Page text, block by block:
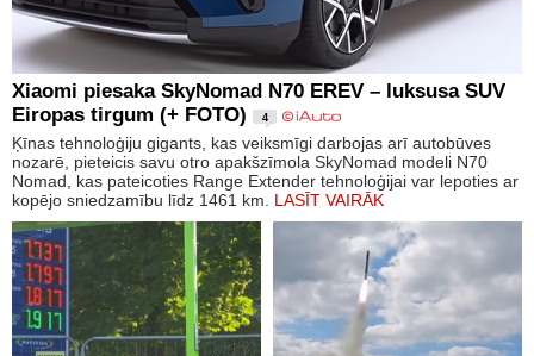
Xiaomi piesaka SkyNomad N70 EREV – luksusa SUV
Eiropas tirgum (+ FOTO)
4
Ķīnas tehnoloģiju gigants, kas veiksmīgi darbojas arī autobūves
nozarē, pieteicis savu otro apakšzīmola SkyNomad modeli N70
Nomad, kas pateicoties Range Extender tehnoloģijai var lepoties ar
kopējo sniedzamību līdz 1461 km. LASĪT VAIRĀK